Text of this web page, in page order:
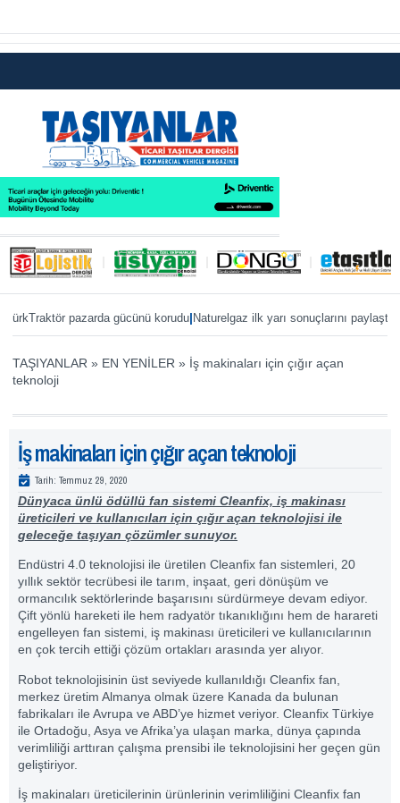
pazarda gücünü korudu|Naturelgaz ilk yarı sonuçlarını paylaştı|
TAŞIYANLAR » EN YENİLER » İş makinaları için çığır açan
teknoloji
İş makinaları için çığır açan teknoloji
Tarih: Temmuz 29, 2020
Dünyaca ünlü ödüllü fan sistemi Cleanfix, iş makinası
üreticileri ve kullanıcıları için çığır açan teknolojisi ile
geleceğe taşıyan çözümler sunuyor.
Endüstri 4.0 teknolojisi ile üretilen Cleanfix fan sistemleri, 20
yıllık sektör tecrübesi ile tarım, inşaat, geri dönüşüm ve
ormancılık sektörlerinde başarısını sürdürmeye devam ediyor.
Çift yönlü hareketi ile hem radyatör tıkanıklığını hem de harareti
engelleyen fan sistemi, iş makinası üreticileri ve kullanıcılarının
en çok tercih ettiği çözüm ortakları arasında yer alıyor.
Robot teknolojisinin üst seviyede kullanıldığı Cleanfix fan,
merkez üretim Almanya olmak üzere Kanada da bulunan
fabrikaları ile Avrupa ve ABD’ye hizmet veriyor. Cleanfix Türkiye
ile Ortadoğu, Asya ve Afrika’ya ulaşan marka, dünya çapında
verimliliği arttıran çalışma prensibi ile teknolojisini her geçen gün
geliştiriyor.
İş makinaları üreticilerinin ürünlerinin verimliliğini Cleanfix fan